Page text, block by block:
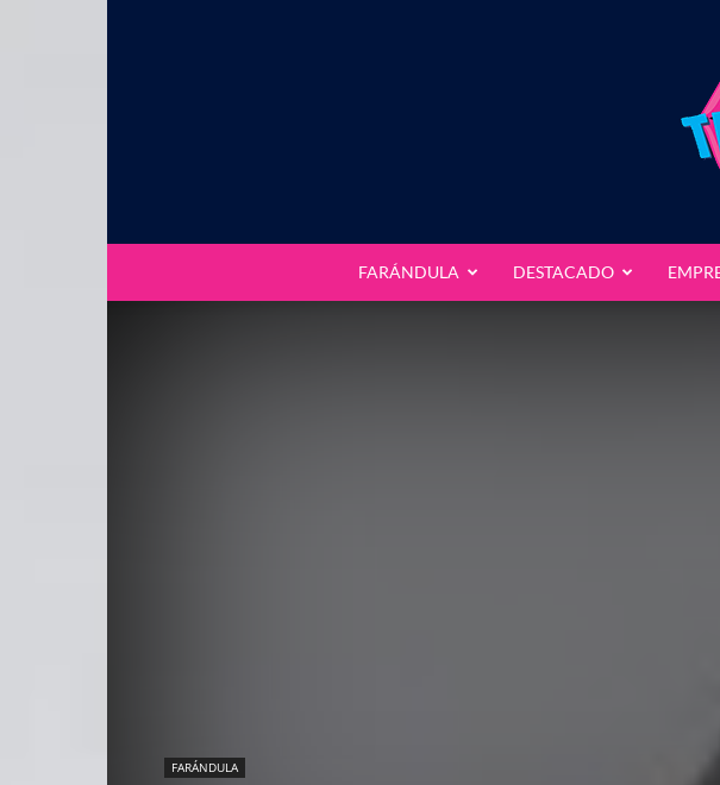
FARÁNDULA DESTACADO
FARÁNDULA